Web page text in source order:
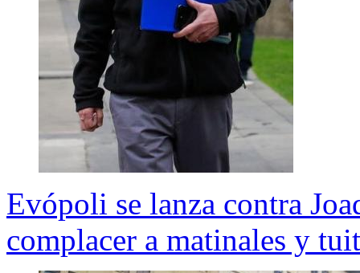
Evópoli se lanza contra
complacer a matinales y